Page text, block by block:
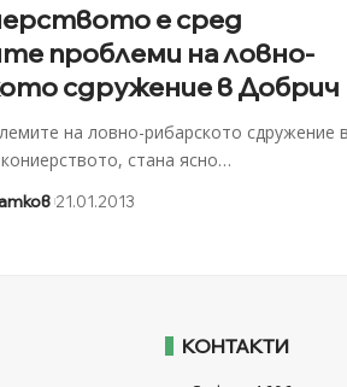
е сред
проблеми на ловно-
сдружение в Добрич
на ловно-рибарското сдружение в
стана ясно…
21.01.2013
КОНТАКТИ